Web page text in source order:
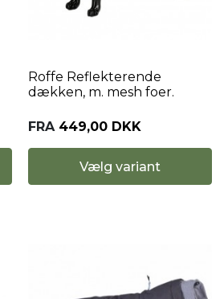
Roffe Reflekterende
dækken, m. mesh foer.
FRA 449,00 DKK
Vælg variant